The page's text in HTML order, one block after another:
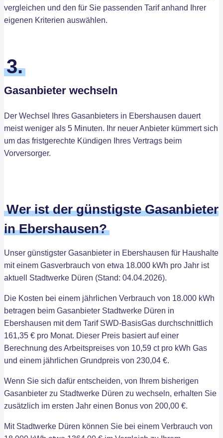
vergleichen und den für Sie passenden Tarif anhand Ihrer
eigenen Kriterien auswählen.
3.
Gasanbieter wechseln
Der Wechsel Ihres Gasanbieters in Ebershausen dauert
meist weniger als 5 Minuten. Ihr neuer Anbieter kümmert sich
um das fristgerechte Kündigen Ihres Vertrags beim
Vorversorger.
Wer ist der günstigste Gasanbieter
in Ebershausen?
Unser günstigster Gasanbieter in Ebershausen für Haushalte
mit einem Gasverbrauch von etwa 18.000 kWh pro Jahr ist
aktuell Stadtwerke Düren (Stand: 04.04.2026).
Die Kosten bei einem jährlichen Verbrauch von 18.000 kWh
betragen beim Gasanbieter Stadtwerke Düren in
Ebershausen mit dem Tarif SWD-BasisGas durchschnittlich
161,35 € pro Monat. Dieser Preis basiert auf einer
Berechnung des Arbeitspreises von 10,59 ct pro kWh Gas
und einem jährlichen Grundpreis von 230,04 €.
Wenn Sie sich dafür entscheiden, von Ihrem bisherigen
Gasanbieter zu Stadtwerke Düren zu wechseln, erhalten Sie
zusätzlich im ersten Jahr einen Bonus von 200,00 €.
Mit Stadtwerke Düren können Sie bei einem Verbrauch von